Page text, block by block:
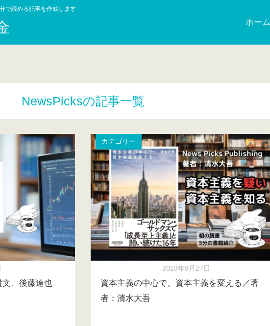
で読める記事を作成します
ホーム
NewsPicksの記事一覧
、後藤達也
カテゴリー
2023年9月27日
資本主義の中心で、資本主義を変える／著
者：清水大吾